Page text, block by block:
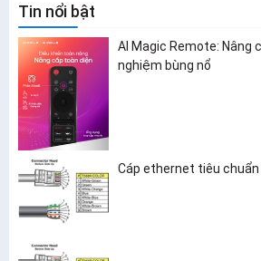
Tin nổi bật
AI Magic Remote: Nâng
nghiệm bùng nổ
Cáp ethernet tiêu